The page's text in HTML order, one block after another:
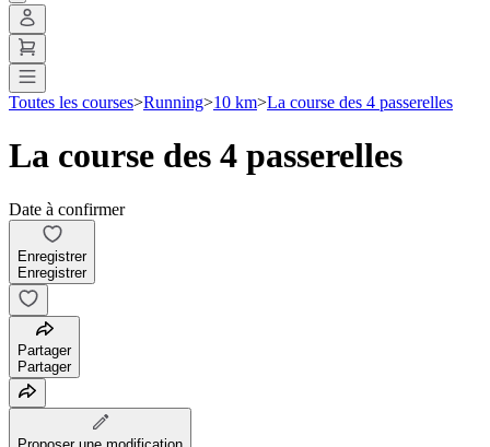
Toutes les courses>Running>10 km>La course des 4 passerelles
La course des 4 passerelles
Date à confirmer
Enregistrer
Enregistrer
Partager
Partager